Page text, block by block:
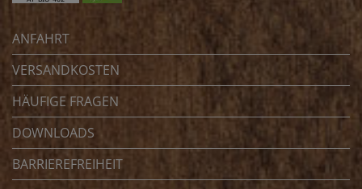
ANFAHRT
VERSANDKOSTEN
HÄUFIGE FRAGEN
DOWNLOADS
BARRIEREFREIHEIT